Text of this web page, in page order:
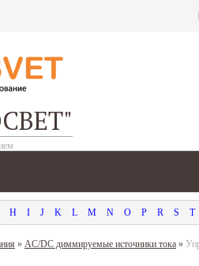
H I J K L M N O P R S T
» AC/DC диммируемые источники тока »